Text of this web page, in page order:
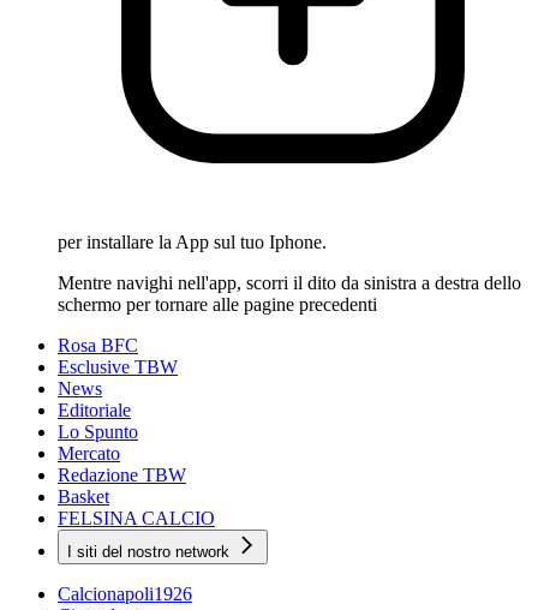
per installare la App sul tuo Iphone.
Mentre navighi nell'app, scorri il dito da sinistra a destra dello
schermo per tornare alle pagine precedenti
Rosa BFC
Esclusive TBW
News
Editoriale
Lo Spunto
Mercato
Redazione TBW
Basket
FELSINA CALCIO
I siti del nostro network
Calcionapoli1926